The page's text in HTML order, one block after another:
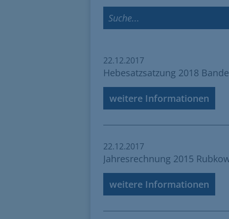
22.12.2017
Hebesatzsatzung 2018
weitere Informationen
22.12.2017
Jahresrechnung 2015
weitere Informationen